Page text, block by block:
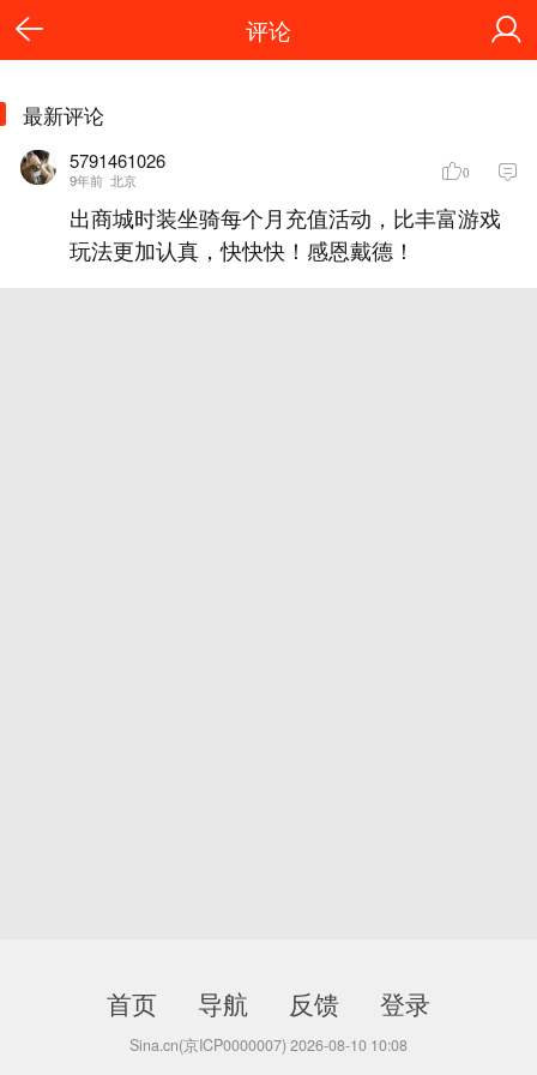
评论
最新评论
5791461026
9年前 北京 0
出商城时装坐骑每个月充值活动，比丰富游戏
玩法更加认真，快快快！感恩戴德！
首页 导航 反馈 登录
Sina.cn(京ICP0000007) 2026-08-10 10:08